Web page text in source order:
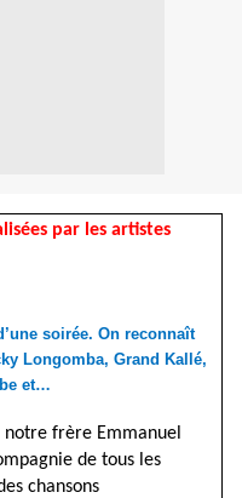
par les artistes
soirée. On reconnaît
Longomba, Grand Kallé,
et…
frère Emmanuel
de tous les
chansons